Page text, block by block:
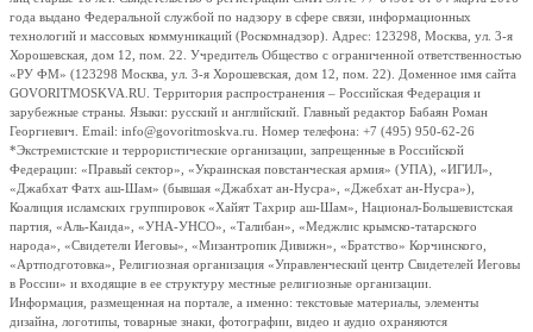
года выдано Федеральной службой по надзору в сфере связи, информационных
технологий и массовых коммуникаций (Роскомнадзор). Адрес: 123298, Москва, ул. 3-я
Хорошевская, дом 12, пом. 22. Учредитель Общество с ограниченной ответственностью
«РУ ФМ» (123298 Москва, ул. 3-я Хорошевская, дом 12, пом. 22). Доменное имя сайта
GOVORITMOSKVA.RU. Территория распространения – Российская Федерация и
зарубежные страны. Языки: русский и английский. Главный редактор Бабаян Роман
Георгиевич. Email: info@govoritmoskva.ru. Номер телефона: +7 (495) 950-62-26
*Экстремистские и террористические организации, запрещенные в Российской
Федерации: «Правый сектор», «Украинская повстанческая армия» (УПА), «ИГИЛ»,
«Джабхат Фатх аш-Шам» (бывшая «Джабхат ан-Нусра», «Джебхат ан-Нусра»),
Коалиция исламских группировок «Хайят Тахрир аш-Шам», Национал-Большевистская
партия, «Аль-Каида», «УНА-УНСО», «Талибан», «Меджлис крымско-татарского
народа», «Свидетели Иеговы», «Мизантропик Дивижн», «Братство» Корчинского,
«Артподготовка», Религиозная организация «Управленческий центр Свидетелей Иеговы
в России» и входящие в ее структуру местные религиозные организации.
Информация, размещенная на портале, а именно: текстовые материалы, элементы
дизайна, логотипы, товарные знаки, фотографии, видео и аудио охраняются